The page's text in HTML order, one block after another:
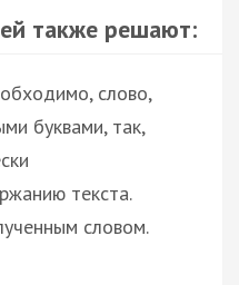
также решают:
слово,
буквами, так,
текста.
словом.